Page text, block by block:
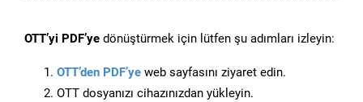
OTT’yi PDF’ye dönüştürmek için lütfen şu adımları izleyin:
OTT’den PDF’ye web sayfasını ziyaret edin.
OTT dosyanızı cihazınızdan yükleyin.